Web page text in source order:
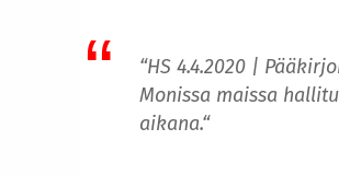
“HS 4.4.2020 |
Monissa maissa
aikana.“